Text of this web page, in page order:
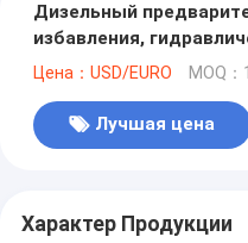
Дизельный
избавления,
самосвала
Цена：USD/EURO MOQ
Лучшая цена
Характер Продукции